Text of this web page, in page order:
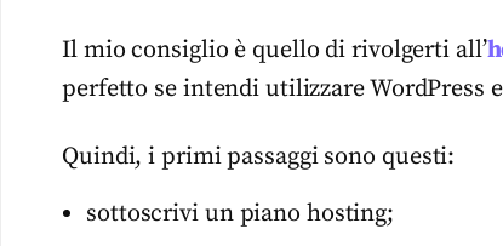
Il mio consiglio è quello di rivolgerti all’
perfetto se intendi utilizzare WordPress
Quindi, i primi passaggi sono questi:
sottoscrivi un piano hosting;